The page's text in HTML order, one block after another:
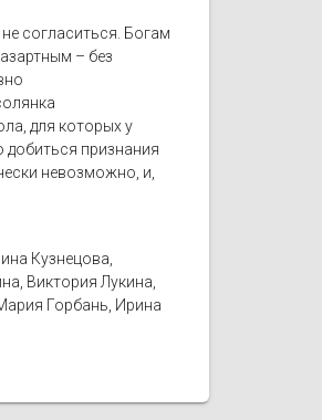
согласиться. Богам
– без
для которых у
добиться признания
невозможно, и,
Кузнецова,
Виктория Лукина,
Горбань, Ирина